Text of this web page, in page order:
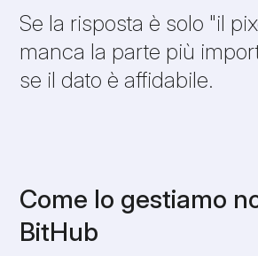
Se la risposta è solo "il
manca la parte più
se il dato è affidabile.
Come lo gestiamo
BitHub